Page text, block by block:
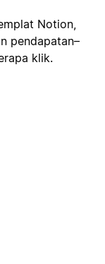
Notion,
pendapatan–
klik.